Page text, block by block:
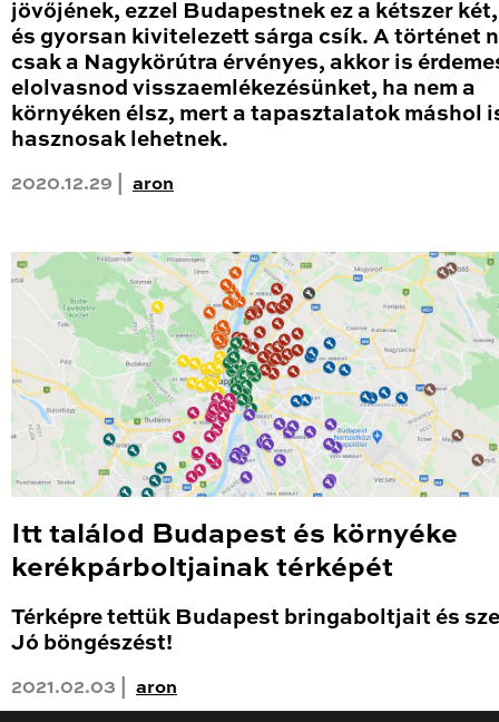
jövőjének, ezzel Budapestnek ez a kétszer
és gyorsan kivitelezett sárga csík. A történet
csak a Nagykörútra érvényes, akkor is
elolvasnod visszaemlékezésünket, ha nem a
környéken élsz, mert a tapasztalatok máshol
hasznosak lehetnek.
2020.12.29 | aron
Itt találod Budapest és környéke
kerékpárboltjainak térképét
Térképre tettük Budapest bringaboltjait és
Jó böngészést!
2021.02.03 | aron